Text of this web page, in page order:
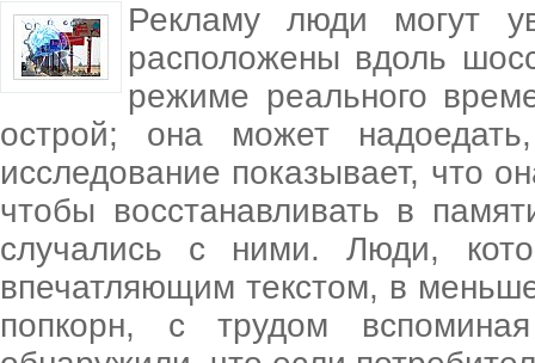
Рекламу люди могут
расположены вдоль
режиме реального
острой; она может
исследование показывает, что
чтобы восстанавливать в
случались с ними. Люди,
впечатляющим текстом, в
попкорн, с трудом